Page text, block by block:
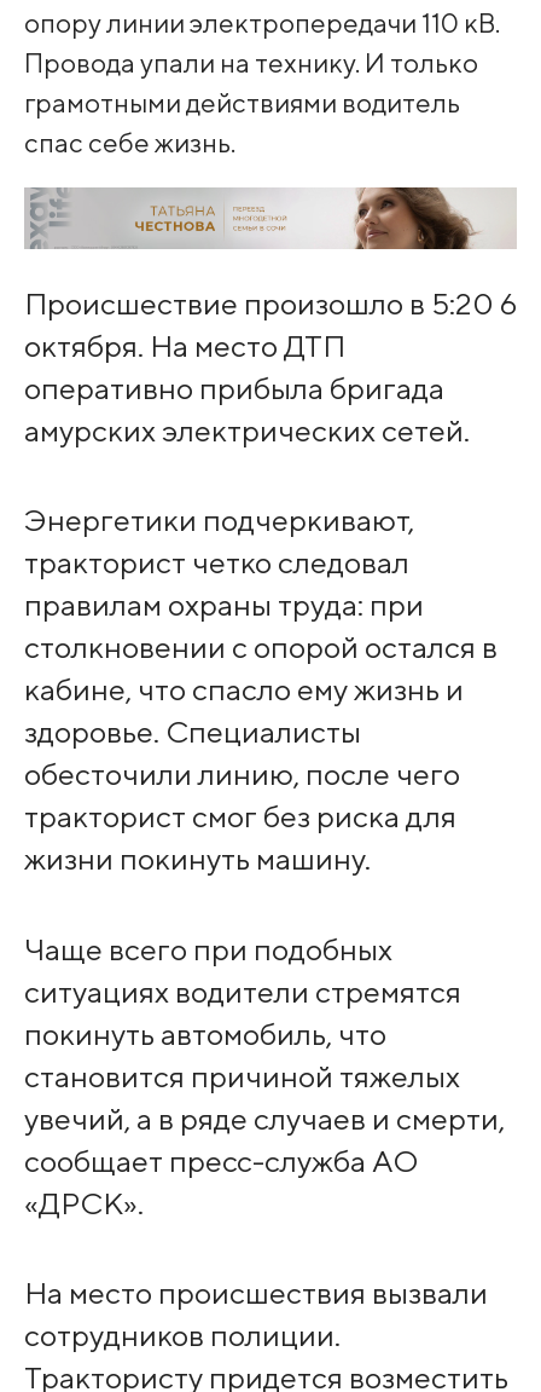
опору линии электропередачи 110 кВ.
Провода упали на технику. И только
грамотными действиями водитель
спас себе жизнь.
Происшествие произошло в 5:20 6
октября. На место ДТП
оперативно прибыла бригада
амурских электрических сетей.
Энергетики подчеркивают,
тракторист четко следовал
правилам охраны труда: при
столкновении с опорой остался в
кабине, что спасло ему жизнь и
здоровье. Специалисты
обесточили линию, после чего
тракторист смог без риска для
жизни покинуть машину.
Чаще всего при подобных
ситуациях водители стремятся
покинуть автомобиль, что
становится причиной тяжелых
увечий, а в ряде случаев и смерти,
сообщает пресс-служба АО
«ДРСК».
На место происшествия вызвали
сотрудников полиции.
Трактористу придется возместить